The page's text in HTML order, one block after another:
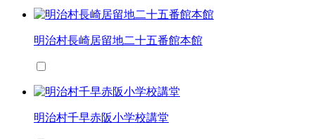
明治村長崎居留地二十五番館本館
明治村千早赤阪小学校講堂